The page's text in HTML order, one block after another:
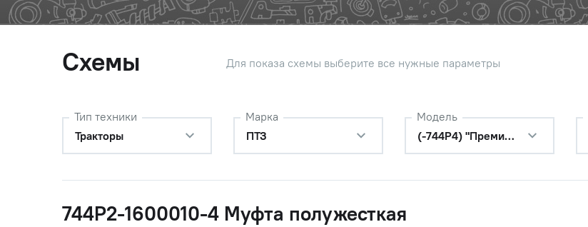
Схемы Для показа схемы выберите все нужные параметры
Тип техники
Тракторы
Марка
ПТЗ
Модель
(-744Р4) "Премиум"
744Р2-1600010-4 Муфта полужесткая